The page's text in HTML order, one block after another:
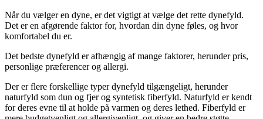
Når du vælger en dyne, er det vigtigt at vælge det rette dynefyld.
Det er en afgørende faktor for, hvordan din dyne føles, og hvor
komfortabel du er.
Det bedste dynefyld er afhængig af mange faktorer, herunder pris,
personlige præferencer og allergi.
Der er flere forskellige typer dynefyld tilgængeligt, herunder
naturfyld som dun og fjer og syntetisk fiberfyld. Naturfyld er kendt
for deres evne til at holde på varmen og deres lethed. Fiberfyld er